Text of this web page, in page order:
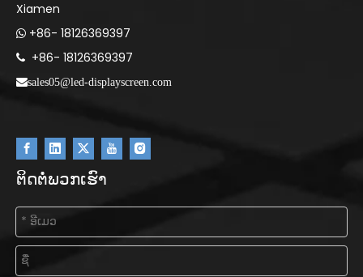
Xiamen
 +86- 18126369397
 +86- 18126369397
sales05@led-displayscreen.com
ຕິດຕໍ່ພວກເຮົາ